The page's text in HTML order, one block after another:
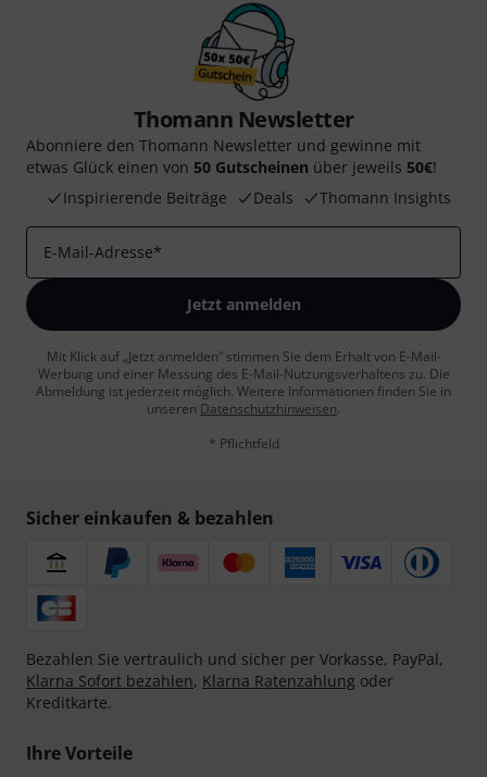
Thomann Newsletter
Abonniere den Thomann Newsletter und gewinne mit
etwas Glück einen von 50 Gutscheinen über jeweils 50€!
Inspirierende Beiträge
Deals Thomann Insights
E-Mail-Adresse*
Jetzt anmelden
Mit Klick auf „Jetzt anmelden“ stimmen Sie dem Erhalt von E-Mail-
Werbung und einer Messung des E-Mail-Nutzungsverhaltens zu. Die
Abmeldung ist jederzeit möglich. Weitere Informationen finden Sie in
unseren Datenschutzhinweisen.
* Pflichtfeld
Sicher einkaufen & bezahlen
Bezahlen Sie vertraulich und sicher per Vorkasse, PayPal,
Klarna Sofort bezahlen, Klarna Ratenzahlung oder
Kreditkarte.
Ihre Vorteile